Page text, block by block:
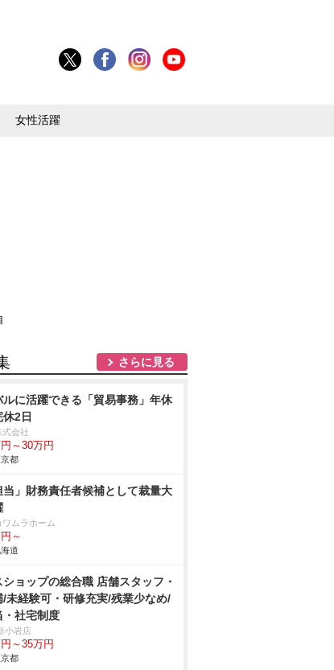
女性活躍
さらに見る
ルに活躍できる「貿易事務」年休
2日
式会社
～30万円
都
当」財務責任者候補として裁量大
ムラホーム
～
道
ショップの総合職 店舗スタッフ・
/未経験可・研修充実/残業少なめ/
・社宅制度
小岩店
～35万円
都